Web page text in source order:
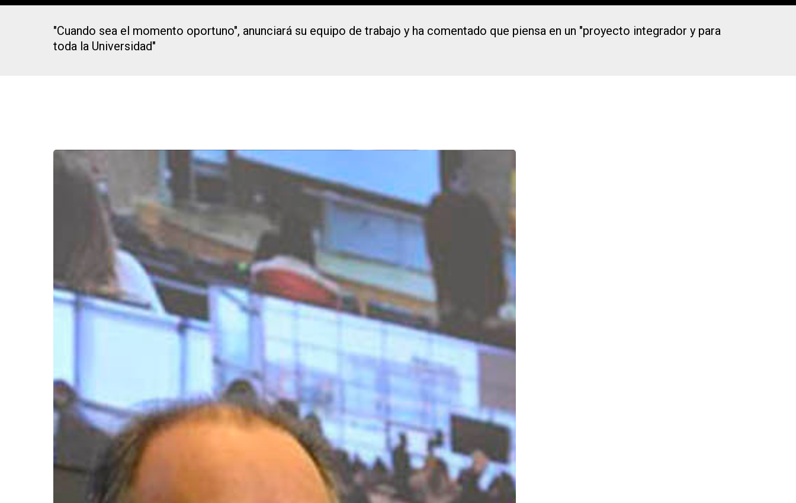
Presiona Intro para buscar o ESC para cerrar
"Cuando sea el momento oportuno", anunciará su equipo de trabajo y ha comentado que piensa en un "proyecto integrador y para
toda la Universidad"